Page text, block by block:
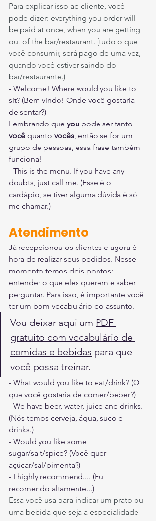
Para explicar isso ao cliente, você
pode dizer: everything you order will
be paid at once, when you are getting
out of the bar/restaurant. (tudo o que
você consumir, será pago de uma vez,
quando você estiver saindo do
bar/restaurante.)
- Welcome! Where would you like to
sit? (Bem vindo! Onde você gostaria
de sentar?)
Lembrando que you pode ser tanto
você quanto vocês, então se for um
grupo de pessoas, essa frase também
funciona!
- This is the menu. If you have any
doubts, just call me. (Esse é o
cardápio, se tiver alguma dúvida é só
me chamar.)
Atendimento
Já recepcionou os clientes e agora é
hora de realizar seus pedidos. Nesse
momento temos dois pontos:
entender o que eles querem e saber
perguntar. Para isso, é importante você
ter um bom vocabulário do assunto.
Vou deixar aqui um PDF
gratuito com vocabulário de
comidas e bebidas para que
você possa treinar.
- What would you like to eat/drink? (O
que você gostaria de comer/beber?)
- We have beer, water, juice and drinks.
(Nós temos cerveja, água, suco e
drinks.)
- Would you like some
sugar/salt/spice? (Você quer
açúcar/sal/pimenta?)
- I highly recommend.... (Eu
recomendo altamente...)
Essa você usa para indicar um prato ou
uma bebida que seja a especialidade